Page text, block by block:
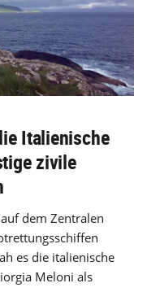
Italienische
zivile
dem Zentralen
es die italienische
Meloni als